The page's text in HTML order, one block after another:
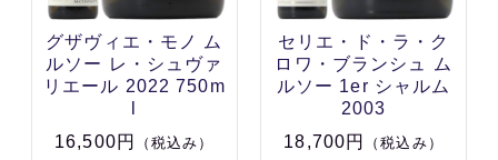
グザヴィエ・モノ ム
ルソー レ・シュヴァ
リエール 2022 750m
16,500円
（税込み）
セリエ・ド・ラ・ク
ロワ・ブランシュ ム
ルソー 1er シャルム
2003
18,700円
（税込み）